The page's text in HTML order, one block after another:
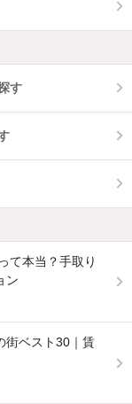
す
て本当？手取り
ン
街ベスト30｜賃